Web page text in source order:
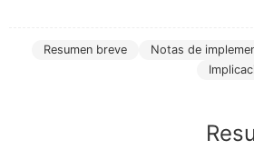
Resumen breve Notas de